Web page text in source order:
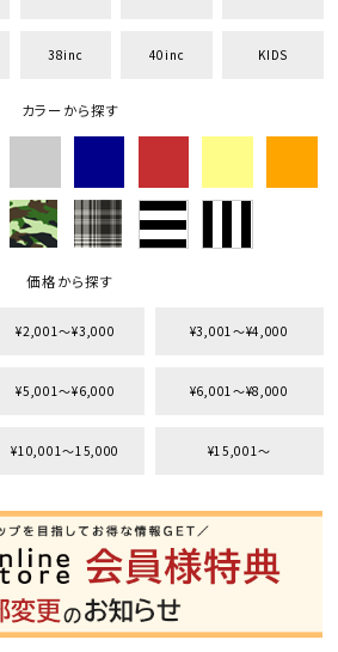
38inc 40inc KIDS
カラーから探す
価格から探す
¥2,001〜¥3,000 ¥3,001〜¥4,000
¥5,001〜¥6,000 ¥6,001〜¥8,000
¥10,001〜15,000 ¥15,001〜